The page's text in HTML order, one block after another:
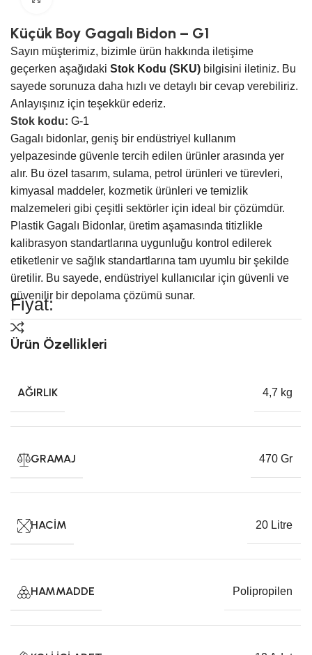
Küçük Boy Gagalı Bidon – G1
Sayın müşterimiz, bizimle ürün hakkında iletişime
geçerken aşağıdaki Stok Kodu (SKU) bilgisini iletiniz. Bu
sayede sorunuza daha hızlı ve detaylı bir cevap verebiliriz.
Anlayışınız için teşekkür ederiz.
Stok kodu: G-1
Gagalı bidonlar, geniş bir endüstriyel kullanım
yelpazesinde güvenle tercih edilen ürünler arasında yer
alır. Bu özel tasarım, sulama, petrol ürünleri ve türevleri,
kimyasal maddeler, kozmetik ürünleri ve temizlik
malzemeleri gibi çeşitli sektörler için ideal bir çözümdür.
Plastik Gagalı Bidonlar, üretim aşamasında titizlikle
kalibrasyon standartlarına uygunluğu kontrol edilerek
etiketlenir ve sağlık standartlarına tam uyumlu bir şekilde
üretilir. Bu sayede, endüstriyel kullanıcılar için güvenli ve
güvenilir bir depolama çözümü sunar.
Fiyat:
Ürün Özellikleri
AĞIRLIK 4,7 kg
GRAMAJ 470 Gr
HACIM 20 Litre
HAMMADDE Polipropilen